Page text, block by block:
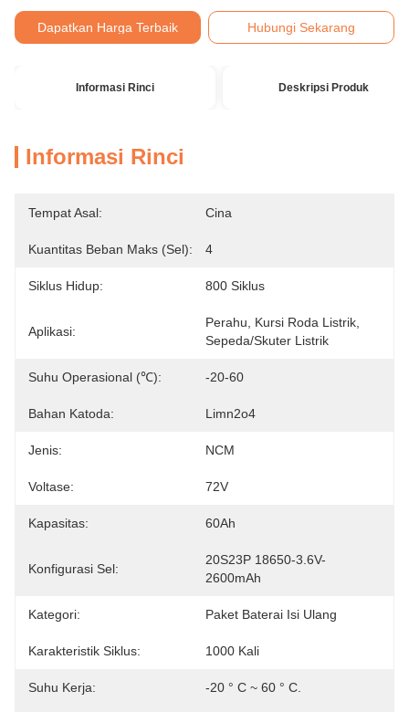
Dapatkan Harga Terbaik Hubungi Sekarang
Informasi Rinci Deskripsi Produk
Informasi Rinci
Tempat Asal: Cina
Kuantitas Beban Maks (sel): 4
Siklus Hidup: 800 Siklus
Aplikasi:
Perahu, Kursi Roda Listrik,
Sepeda/Skuter Listrik
Suhu Operasional (℃): -20-60
Bahan Katoda: Limn2o4
Jenis: NCM
Voltase: 72V
Kapasitas: 60Ah
Konfigurasi Sel:
20S23P 18650-3.6V-
2600mAh
Kategori: Paket Baterai Isi Ulang
Karakteristik Siklus: 1000 Kali
Suhu Kerja: -20 ° C ~ 60 ° C.